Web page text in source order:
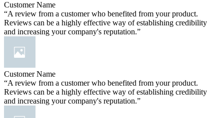
Customer Name
“A review from a customer who benefited from your product.
Reviews can be a highly effective way of establishing credibility
and increasing your company's reputation.”
Customer Name
“A review from a customer who benefited from your product.
Reviews can be a highly effective way of establishing credibility
and increasing your company's reputation.”